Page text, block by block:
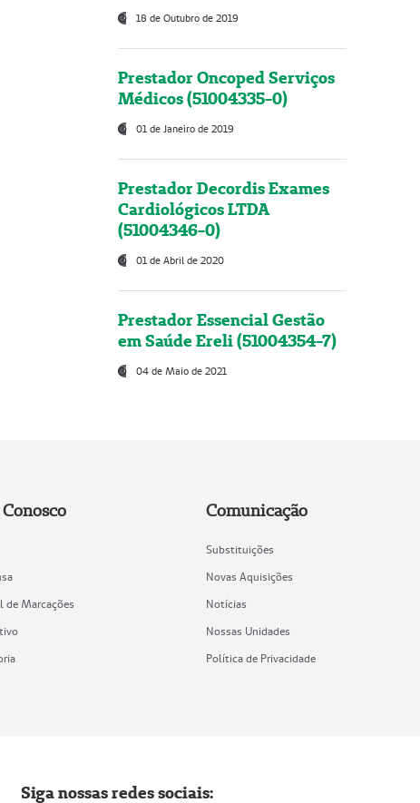
18 de Outubro de 2019
Prestador Oncoped Serviços
Médicos (51004335-0)
01 de Janeiro de 2019
Prestador Decordis Exames
Cardiológicos LTDA
(51004346-0)
01 de Abril de 2020
Prestador Essencial Gestão
em Saúde Ereli (51004354-7)
04 de Maio de 2021
de Marcações
Comunicação
Substituições
Novas Aquisições
Notícias
Nossas Unidades
Política de Privacidade
Siga nossas redes sociais: